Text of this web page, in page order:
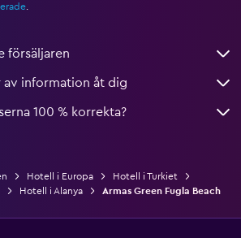
försäljaren
av information åt dig
100 % korrekta?
Hotell i Europa
Hotell i Turkiet
Hotell i Alanya Armas Green Fugla Beach